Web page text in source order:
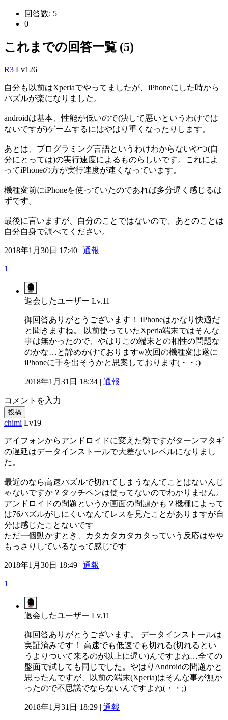
回答数: 5
0
これまでの回答一覧 (5)
R3 Lv126
自分も以前はXperiaでやってましたが、iPhoneにした時から
パズルが楽になりました。
androidは基本、性能が低いので(決して悪いというわけでは
ないですが)ゲームするにはやはり重くなったりします。
あとは、プログラミング言語というわけわからないやつ(自
分にとっては)の実行速度によるものらしいです。これによ
ってiPhoneの方が実行速度が速くなっています。
機種変前にiPhoneを使っていたのであれば多分遅く感じるは
ずです。
最後に言いますが、自分のことではないので、あとのことは
自分自身で調べてください。
2018年1月30日 17:40 | 通報
1
退会したユーザー Lv.11
御回答ありがとうございます！ iPhoneはかなり快適だ
と聞きますね。 以前使っていたXperia端末ではそんな
事は無かったので、やはりこの端末との相性の問題な
のかな…と諦めかけておりますw次回の機種変は遂に
iPhoneに手を出そうかと思案しております(・・;)
2018年1月31日 18:34 | 通報
コメントを入力
投稿
chimi Lv19
アイフォンからアンドロイドに変えた勢ですがターンマタギ
の遅延はデータインストールで大差ないレベルになりまし
た。
最近のなら高速パズルで切れてしまうなんてことはないんじ
ゃないですか？タッチペンは使ってないのでわかりません。
アンドロイドの問題というか画面の問題かも？機種によって
は76パズルがしにくいなんてレスを見たことがありますが自
分は感じたことないです
ただ一個動かすとき、カタカタカタカタっていう反応はやや
もっさりしているなって感じです
2018年1月30日 18:49 | 通報
1
退会したユーザー Lv.11
御回答ありがとうございます。 データインストールは
実証済みです！ 高速でも低速でも切れる(切れるとい
うよりついて来るのが以上に遅い)んですよね…全ての
盤面で試しても同じでした。やはりAndroidの問題かと
思ったんですが、以前の端末(Xperia)はそんな事が無か
ったので不思議でならないんですよね(・・;)
2018年1月31日 18:29 | 通報